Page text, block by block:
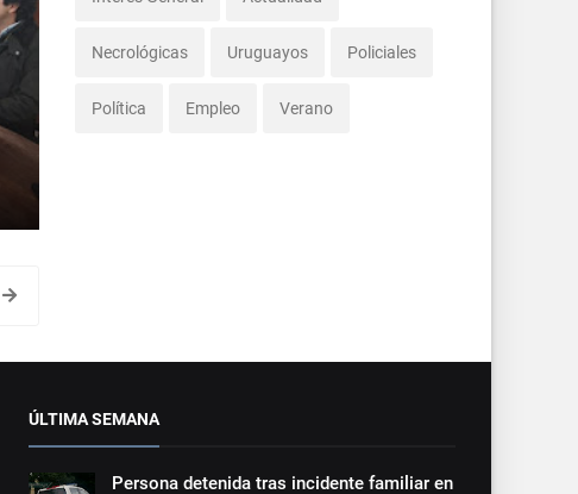
Necrológicas Uruguayos Policiales
Política Empleo Verano
ÚLTIMA SEMANA
Persona detenida tras incidente familiar en